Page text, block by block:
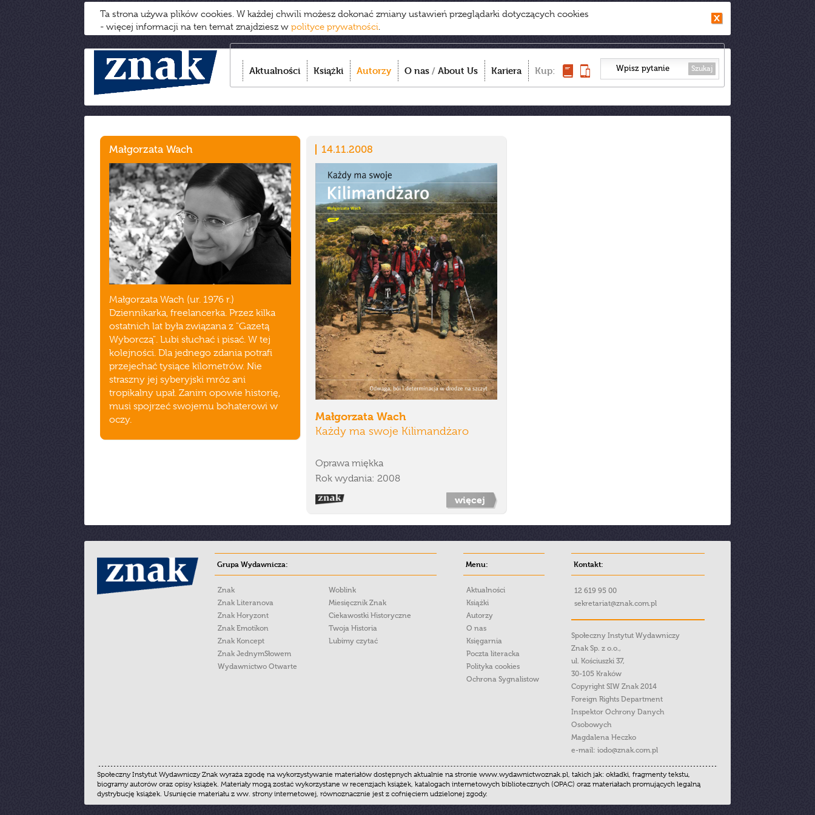
Ta strona używa plików cookies. W każdej chwili możesz dokonać zmiany ustawień przeglądarki dotyczących cookies
- więcej informacji na ten temat znajdziesz w polityce prywatności.
Aktualności Książki Autorzy O nas / About Us Kariera Kup: Szukaj
Małgorzata Wach
Małgorzata Wach (ur. 1976 r.)
Dziennikarka, freelancerka. Przez kilka
ostatnich lat była związana z "Gazetą
Wyborczą". Lubi słuchać i pisać. W tej
kolejności. Dla jednego zdania potrafi
przejechać tysiące kilometrów. Nie
straszny jej syberyjski mróz ani
tropikalny upał. Zanim opowie historię,
musi spojrzeć swojemu bohaterowi w
oczy.
14.11.2008
Małgorzata Wach
Każdy ma swoje Kilimandżaro
Oprawa miękka
Rok wydania: 2008
więcej
Grupa Wydawnicza:
Znak
Znak Literanova
Znak Horyzont
Znak Emotikon
Znak Koncept
Znak JednymSłowem
Wydawnictwo Otwarte
Woblink
Miesięcznik Znak
Ciekawostki Historyczne
Twoja Historia
Lubimy czytać
Menu:
Aktualności
Książki
Autorzy
O nas
Księgarnia
Poczta literacka
Polityka cookies
Ochrona Sygnalistow
Kontakt:
12 619 95 00
sekretariat@znak.com.pl
Społeczny Instytut Wydawniczy
Znak Sp. z o.o.,
ul. Kościuszki 37,
30-105 Kraków
Copyright SIW Znak 2014
Foreign Rights Department
Inspektor Ochrony Danych
Osobowych
Magdalena Heczko
e-mail: iodo@znak.com.pl
Społeczny Instytut Wydawniczy Znak wyraża zgodę na wykorzystywanie materiałów dostępnych aktualnie na stronie www.wydawnictwoznak.pl, takich jak: okładki, fragmenty tekstu,
biogramy autorów oraz opisy książek. Materiały mogą zostać wykorzystane w recenzjach książek, katalogach internetowych bibliotecznych (OPAC) oraz materiałach promujących legalną
dystrybucję książek. Usunięcie materiału z ww. strony internetowej, równoznacznie jest z cofnięciem udzielonej zgody.